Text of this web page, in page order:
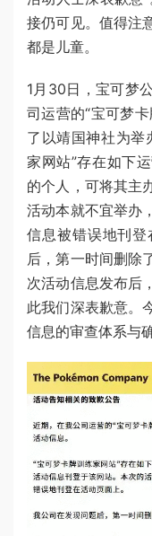
接仍可见。值得注
都是儿童。
1月30日，宝可梦
司运营的“宝可梦
了以靖国神社为举
家网站”存在如下
的个人，可将其主
活动本就不宜举办
信息被错误地刊
后，第一时间删除
次活动信息发布后
此我们深表歉意。
信息的审查体系与